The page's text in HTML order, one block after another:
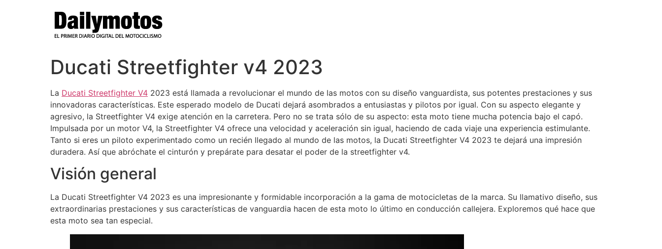
Ducati Streetfighter v4 2023
La Ducati Streetfighter V4 2023 está llamada a revolucionar el mundo de las motos con su diseño vanguardista, sus potentes prestaciones y sus
innovadoras características. Este esperado modelo de Ducati dejará asombrados a entusiastas y pilotos por igual. Con su aspecto elegante y
agresivo, la Streetfighter V4 exige atención en la carretera. Pero no se trata sólo de su aspecto: esta moto tiene mucha potencia bajo el capó.
Impulsada por un motor V4, la Streetfighter V4 ofrece una velocidad y aceleración sin igual, haciendo de cada viaje una experiencia estimulante.
Tanto si eres un piloto experimentado como un recién llegado al mundo de las motos, la Ducati Streetfighter V4 2023 te dejará una impresión
duradera. Así que abróchate el cinturón y prepárate para desatar el poder de la streetfighter v4.
Visión general
La Ducati Streetfighter V4 2023 es una impresionante y formidable incorporación a la gama de motocicletas de la marca. Su llamativo diseño, sus
extraordinarias prestaciones y sus características de vanguardia hacen de esta moto lo último en conducción callejera. Exploremos qué hace que
esta moto sea tan especial.